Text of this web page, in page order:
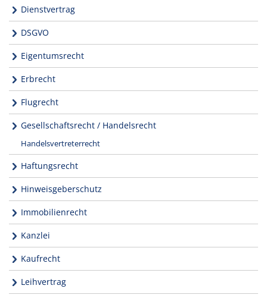
Dienstvertrag
DSGVO
Eigentumsrecht
Erbrecht
Flugrecht
Gesellschaftsrecht / Handelsrecht
Handelsvertreterrecht
Haftungsrecht
Hinweisgeberschutz
Immobilienrecht
Kanzlei
Kaufrecht
Leihvertrag